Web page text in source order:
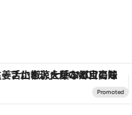
、山椒、大葉など目にも舌にも涼を呼ぶ郷土の味 【夏限定ディナーコース】旬を